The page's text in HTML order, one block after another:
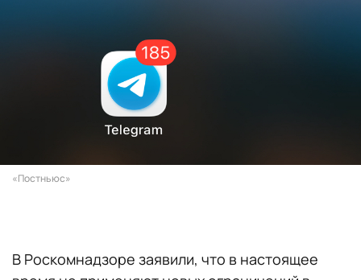
«Постньюс»
В Роскомнадзоре заявили, что в настоящее